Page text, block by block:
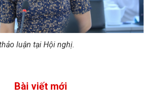
luận tại Hội nghị.
Bài viết mới